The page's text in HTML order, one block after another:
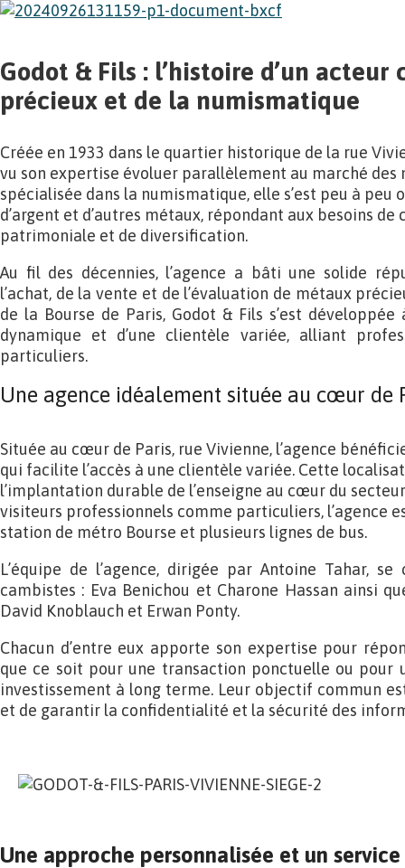
Godot & Fils : l’histoire d’un acteur
précieux et de la numismatique
Créée en 1933 dans le quartier historique de la rue
vu son expertise évoluer parallèlement au marché des
spécialisée dans la numismatique, elle s’est peu à peu
d’argent et d’autres métaux, répondant aux besoins
patrimoniale et de diversification.
Au fil des décennies, l’agence a bâti une solide
l’achat, de la vente et de l’évaluation de métaux
de la Bourse de Paris, Godot & Fils s’est développée
dynamique et d’une clientèle variée, alliant
particuliers.
Une agence idéalement située au cœur de
Située au cœur de Paris, rue Vivienne, l’agence
qui facilite l’accès à une clientèle variée. Cette
l’implantation durable de l’enseigne au cœur du
visiteurs professionnels comme particuliers, l’agence
station de métro Bourse et plusieurs lignes de bus.
L’équipe de l’agence, dirigée par Antoine Tahar,
cambistes : Eva Benichou et Charone Hassan ainsi
David Knoblauch et Erwan Ponty.
Chacun d’entre eux apporte son expertise pour
que ce soit pour une transaction ponctuelle ou pour
investissement à long terme. Leur objectif commun
et de garantir la confidentialité et la sécurité des
Une approche personnalisée et un